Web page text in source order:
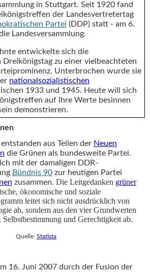
in Stuttgart. Seit 1920 fand
der Landesvertretertag
Partei (DDP) statt - am 6.
Landesversammlung.
entwickelte sich die
Dreikönigstag zu einer vielbeachteten
Unterbrochen wurde sie
nationalsozialistischen
1933 und 1945. Heute will sich
auf ihre Werte besinnen
demonstrieren.
aus Teilen der Neuen
die Grünen als bundesweite Partei.
mit der damaligen DDR-
Bündnis 90 zur heutigen Partei
zusammen. Die Leitgedanken grüner
ökonomische und soziale
leitet sich nicht ausdrücklich von
ab, sondern aus den vier Grundwerten
, Selbstbestimmung und Gerechtigkeit ab.
Quelle: Statista
16. Juni 2007 durch der Fusion der